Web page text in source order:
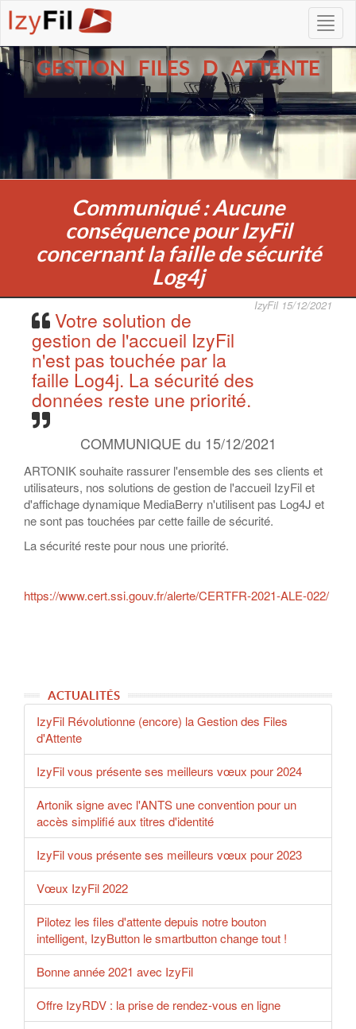
GESTION FILES D ATTENTE
Communiqué : Aucune
conséquence pour IzyFil
concernant la faille de sécurité
Log4j
IzyFil 15/12/2021
Votre solution de
gestion de l'accueil IzyFil
n'est pas touchée par la
faille Log4j. La sécurité des
données reste une priorité.
COMMUNIQUE du 15/12/2021
ARTONIK souhaite rassurer l'ensemble des ses clients et
utilisateurs, nos solutions de gestion de l'accueil IzyFil et
d'affichage dynamique MediaBerry n'utilisent pas Log4J et
ne sont pas touchées par cette faille de sécurité.
La sécurité reste pour nous une priorité.
https://www.cert.ssi.gouv.fr/alerte/CERTFR-2021-ALE-022/
ACTUALITÉS
IzyFil Révolutionne (encore) la Gestion des Files
d'Attente
IzyFil vous présente ses meilleurs vœux pour 2024
Artonik signe avec l'ANTS une convention pour un
accès simplifié aux titres d'identité
IzyFil vous présente ses meilleurs vœux pour 2023
Vœux IzyFil 2022
Pilotez les files d'attente depuis notre bouton
intelligent, IzyButton le smartbutton change tout !
Bonne année 2021 avec IzyFil
Offre IzyRDV : la prise de rendez-vous en ligne